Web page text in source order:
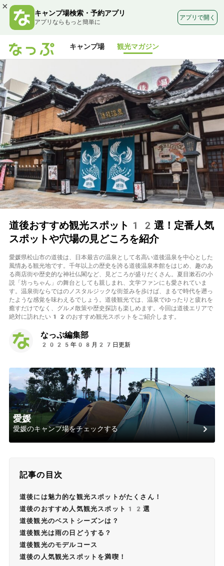
×
キャンプ場検索・予約アプリ
アプリならもっと簡単に
アプリで開く
キャンプ場 観光マガジン
道後おすすめ観光スポット12選！定番人気
スポットや穴場の見どころを紹介
愛媛県松山市の道後は、日本最古の温泉として名高い道後温泉を中心とした
風情ある観光地です。千年以上の歴史を誇る道後温泉本館をはじめ、趣のあ
る商店街や歴史的な神社仏閣など、見どころが盛りだくさん。夏目漱石の小
説「坊っちゃん」の舞台としても親しまれ、文学ファンにも愛されていま
す。温泉街ならではのノスタルジックな街並みを歩けば、まるで時代を遡っ
たような感覚を味わえるでしょう。道後観光では、温泉でゆったりと疲れを
癒すだけでなく、グルメ散策や歴史探訪も楽しめます。今回は道後エリアで
絶対に訪れたい12のおすすめ観光スポットをご紹介します。
なっぷ編集部
2025年08月27日更新
愛媛
愛媛のキャンプ場をチェックする
記事の目次
道後には魅力的な観光スポットがたくさん！
道後のおすすめ人気観光スポット12選
道後観光のベストシーズンは？
道後観光は雨の日どうする？
道後観光のモデルコース
道後の人気観光スポットを満喫！